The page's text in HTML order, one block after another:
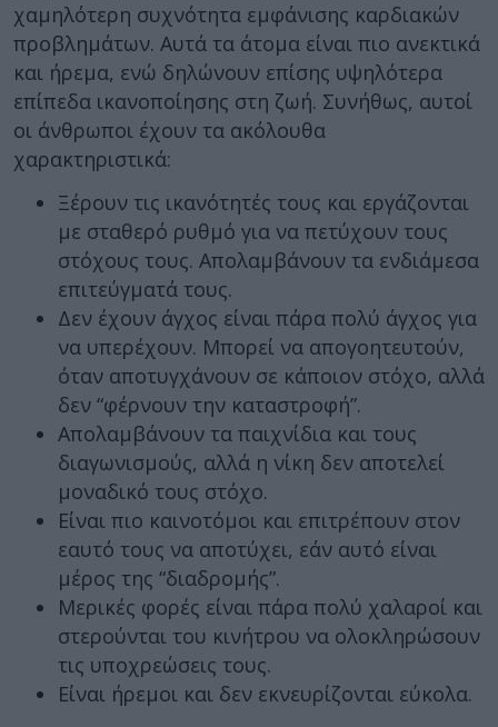
χαμηλότερη συχνότητα εμφάνισης καρδιακών
προβλημάτων. Αυτά τα άτομα είναι πιο ανεκτικά
και ήρεμα, ενώ δηλώνουν επίσης υψηλότερα
επίπεδα ικανοποίησης στη ζωή. Συνήθως, αυτοί
οι άνθρωποι έχουν τα ακόλουθα
χαρακτηριστικά:
Ξέρουν τις ικανότητές τους και εργάζονται
με σταθερό ρυθμό για να πετύχουν τους
στόχους τους. Απολαμβάνουν τα ενδιάμεσα
επιτεύγματά τους.
Δεν έχουν άγχος είναι πάρα πολύ άγχος για
να υπερέχουν. Μπορεί να απογοητευτούν,
όταν αποτυγχάνουν σε κάποιον στόχο, αλλά
δεν “φέρνουν την καταστροφή”.
Απολαμβάνουν τα παιχνίδια και τους
διαγωνισμούς, αλλά η νίκη δεν αποτελεί
μοναδικό τους στόχο.
Είναι πιο καινοτόμοι και επιτρέπουν στον
εαυτό τους να αποτύχει, εάν αυτό είναι
μέρος της “διαδρομής”.
Μερικές φορές είναι πάρα πολύ χαλαροί και
στερούνται του κινήτρου να ολοκληρώσουν
τις υποχρεώσεις τους.
Είναι ήρεμοι και δεν εκνευρίζονται εύκολα.